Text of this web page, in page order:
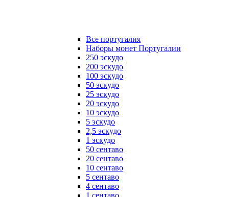
Все португалия
Наборы монет Португалии
250 эскудо
200 эскудо
100 эскудо
50 эскудо
25 эскудо
20 эскудо
10 эскудо
5 эскудо
2,5 эскудо
1 эскудо
50 сентаво
20 сентаво
10 сентаво
5 сентаво
4 сентаво
1 сентаво